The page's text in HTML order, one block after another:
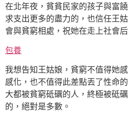
在北年夜，貧貧民家的孩子與富
求支出更多的盡力的，也信任王
會與貧窮相處，祝她在走上社會
包養
我想告知王姑娘，貧窮不值得她
感化，也不值得此差點丟了性命
大都被貧窮砥礪的人，終極被砥
的，絕對是多數。